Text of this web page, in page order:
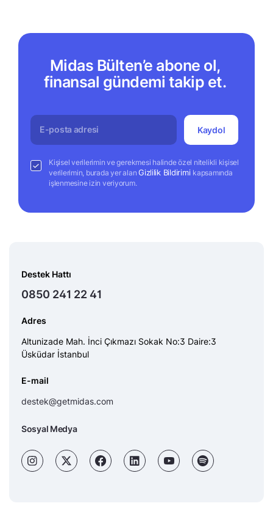
Midas Bülten’e abone ol,
finansal gündemi takip et.
Kaydol
Kişisel verilerimin ve gerekmesi halinde özel nitelikli kişisel
verilerimin, burada yer alanGizlilik Bildirimi kapsamında
işlenmesine izin veriyorum.
Destek Hattı
0850 241 22 41
Adres
Altunizade Mah. İnci Çıkmazı Sokak No:3 Daire:3
Üsküdar İstanbul
E-mail
destek@getmidas.com
Sosyal Medya